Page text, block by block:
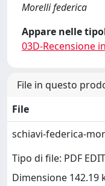
Morelli federica
Appare nelle
03D-Recensione
File in questo
File
schiavi-federica-
Tipo di file: PDF
Dimensione 142.19